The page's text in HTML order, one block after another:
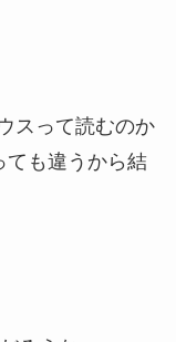
スって読むのか
ても違うから結